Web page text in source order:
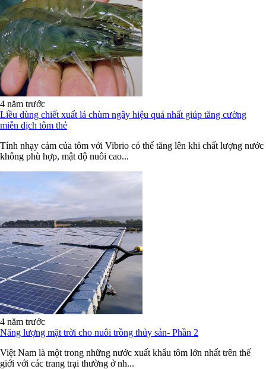
4 năm trước
Liều dùng chiết xuất lá chùm ngây hiệu quả nhất giúp tăng cường
miễn dịch tôm thẻ
Tính nhạy cảm của tôm với Vibrio có thể tăng lên khi chất lượng nước
không phù hợp, mật độ nuôi cao...
4 năm trước
Năng lượng mặt trời cho nuôi trồng thủy sản- Phần 2
Việt Nam là một trong những nước xuất khẩu tôm lớn nhất trên thế
giới với các trang trại thường ở nh...